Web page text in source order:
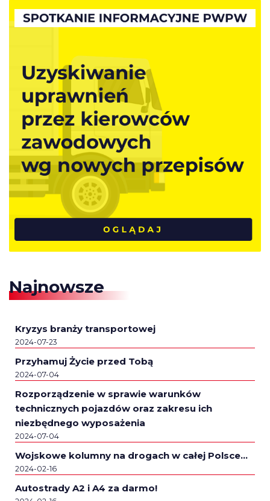
Najnowsze
Kryzys branży transportowej
2024-07-23
Przyhamuj Życie przed Tobą
2024-07-04
Rozporządzenie w sprawie warunków
technicznych pojazdów oraz zakresu ich
niezbędnego wyposażenia
2024-07-04
Wojskowe kolumny na drogach w całej Polsce…
2024-02-16
Autostrady A2 i A4 za darmo!